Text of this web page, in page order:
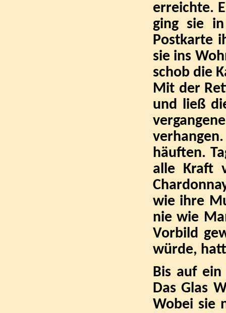
erreichte.
ging sie
Postkarte
sie ins
schob die
Mit der
und ließ
häuften.
alle Kraft
wie ihre
nie wie
Vorbild
würde,
Bis auf ein
Das Glas
Wobei sie